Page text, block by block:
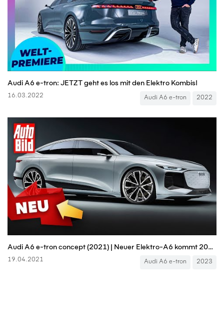
Audi A6 e-tron: JETZT geht es los mit den Elektro Kombis!
16.03.2022 Audi A6 e-tron 2022
Audi A6 e-tron concept (2021) | Neuer Elektro-A6 kommt 2023 | Prologue Reloaded | Neuvorstellung
19.04.2021 Audi A6 e-tron 2023